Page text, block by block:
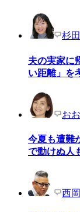
杉
夫の実家に
い距離」を
お
今夏も遭難
で動けぬ人
西